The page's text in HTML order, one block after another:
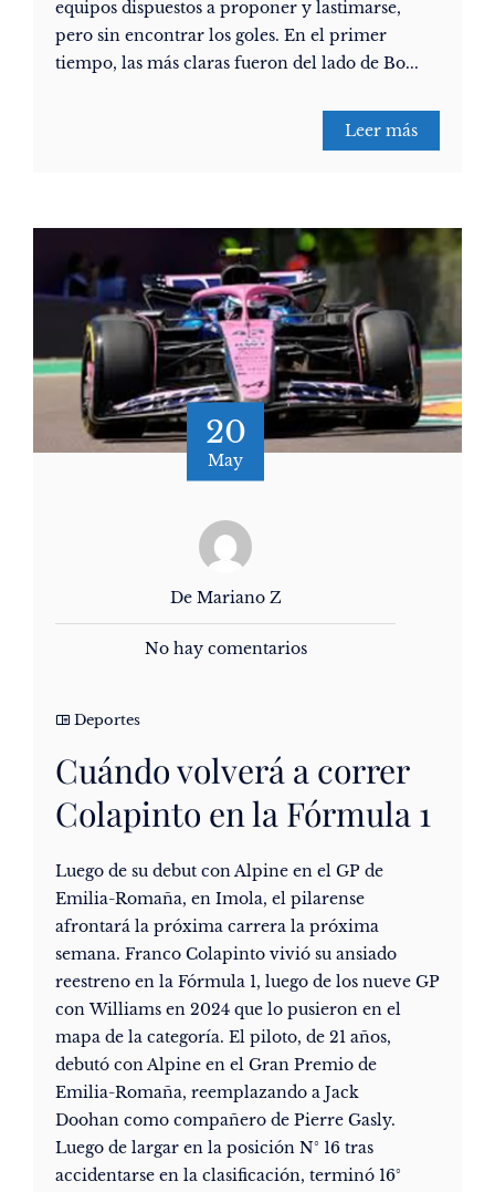
equipos dispuestos a proponer y lastimarse,
pero sin encontrar los goles. En el primer
tiempo, las más claras fueron del lado de Bo...
Leer más
20
May
De Mariano Z
No hay comentarios
Deportes
Cuándo volverá a correr
Colapinto en la Fórmula 1
Luego de su debut con Alpine en el GP de
Emilia-Romaña, en Imola, el pilarense
afrontará la próxima carrera la próxima
semana. Franco Colapinto vivió su ansiado
reestreno en la Fórmula 1, luego de los nueve GP
con Williams en 2024 que lo pusieron en el
mapa de la categoría. El piloto, de 21 años,
debutó con Alpine en el Gran Premio de
Emilia-Romaña, reemplazando a Jack
Doohan como compañero de Pierre Gasly.
Luego de largar en la posición N° 16 tras
accidentarse en la clasificación, terminó 16°